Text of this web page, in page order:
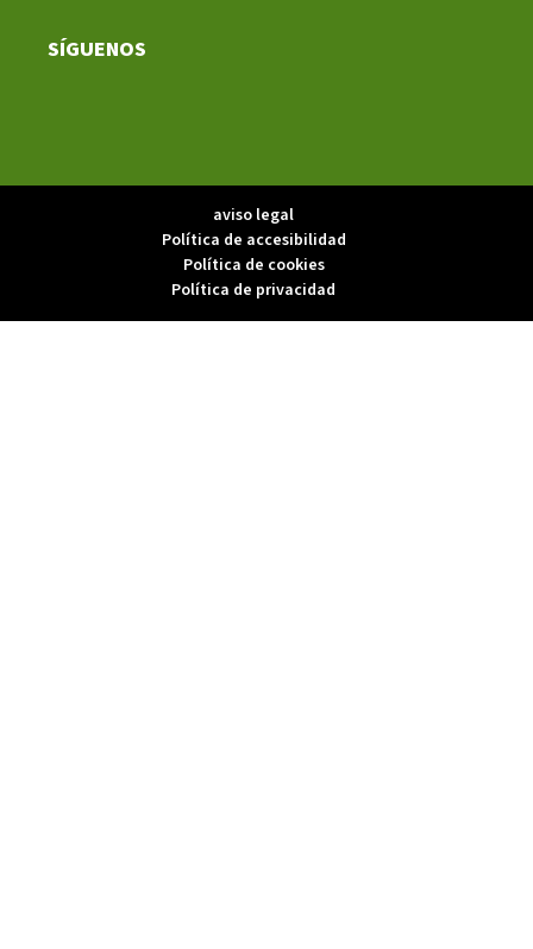
SÍGUENOS
aviso legal
Política de accesibilidad
Política de cookies
Política de privacidad